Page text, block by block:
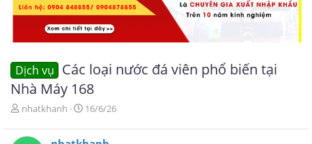
Dịch vụ Các loại nước đá viên phổ biến tại
Nhà Máy 168
T
r
nhatkhanh
N
à
16/6/26